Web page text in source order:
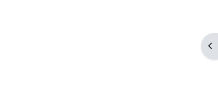
ブ